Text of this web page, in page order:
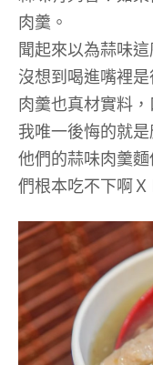
肉羹。
聞起來以為蒜味
沒想到喝進嘴裡
肉羹也真材實料，
我唯一後悔的就
他們的蒜味肉羹
們根本吃不下啊